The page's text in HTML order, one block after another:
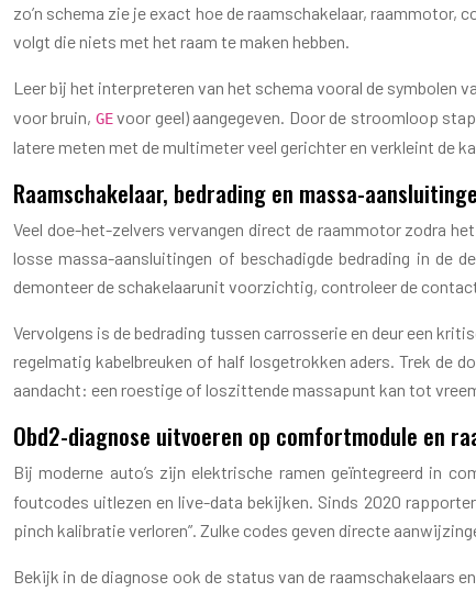
zo’n schema zie je exact hoe de raamschakelaar,
volgt die niets met het raam te maken hebben.
Leer bij het interpreteren van het schema vooral de symbolen
voor bruin, GEvoor geel) aangegeven. Door de stroomloop
latere meten met de multimeter veel gerichter en verkleint de
Raamschakelaar, bedrading en massa-
Veel doe-het-zelvers vervangen direct de raammotor zodra
losse massa-aansluitingen of beschadigde bedrading in de
demonteer de schakelaarunit voorzichtig, controleer de
Vervolgens is de bedrading tussen carrosserie en deur een
regelmatig kabelbreuken of half losgetrokken aders. Trek de
aandacht: een roestige of loszittende massapunt kan tot
Obd2-diagnose uitvoeren op comfortmodule en
Bij moderne auto’s zijn elektrische ramen geïntegreerd in
foutcodes uitlezen en live-data bekijken. Sinds 2020
pinch kalibratie verloren”. Zulke codes geven directe
Bekijk in de diagnose ook de status van de raamschakelaars